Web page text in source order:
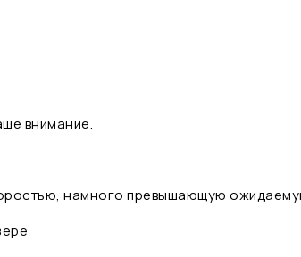
внимание.
намного превышающую